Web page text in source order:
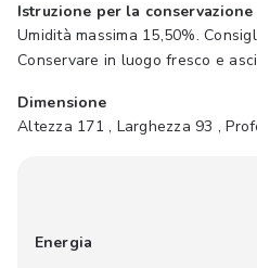
Istruzione per la conservazione
Umidità massima 15,50%.
Conservare in luogo fresco e
Dimensione
Altezza 171 , Larghezza 93 ,
Energia